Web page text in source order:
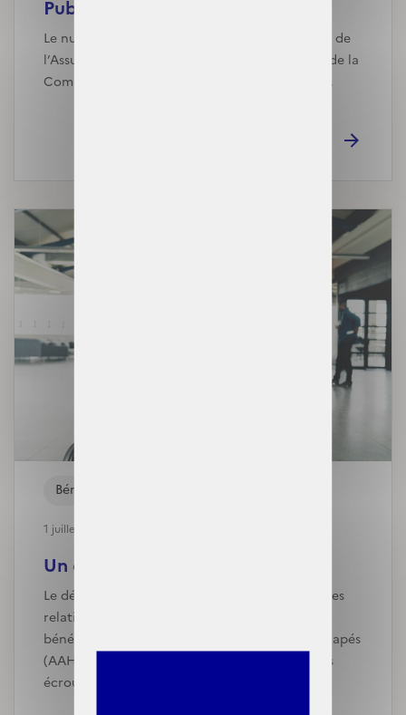
Publication de l’Assurance ma...
Le numéro 57 de la collection Points de repère de
l’Assurance maladie présente les bénéficiaires de la
Complémentaire santé solidaire (C2S) en 2023.
Bénéficiaires
1 juillet, 2025
Un décret facilite l’accès au...
Le décret du 28 juin 2025 simplifie les démarches
relatives à la demande de C2S pour les
bénéficiaires de l’allocation aux adultes handicapés
(AAH), participe à la réinsertion des personnes
écrouée…